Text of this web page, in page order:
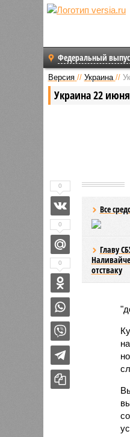
Федеральный
Версия // Украина //
Украина 22
Все
Главу
отстваку
0
0
0